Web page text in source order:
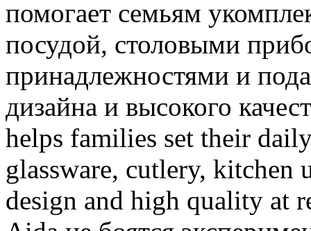
помогает семьям
посудой, столовыми
принадлежностями и
дизайна и высокого
helps families set their
glassware, cutlery,
design and high quality at